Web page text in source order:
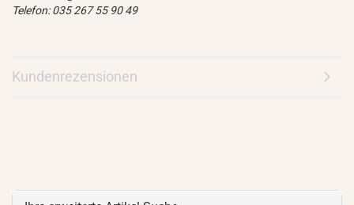
Telefon: 035 267 55 90 49
Kundenrezensionen